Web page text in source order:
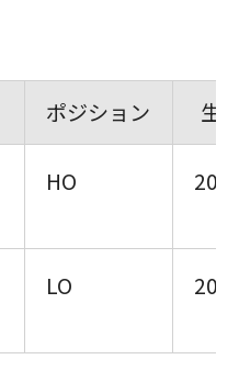
ポジション 生
HO
LO